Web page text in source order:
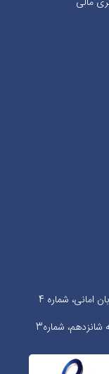
امانی، شماره 4
شانزدهم، شماره3